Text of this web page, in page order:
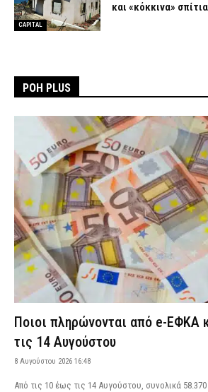
CAPITAL
και «κόκκινα» σπίτια
ΡΟΗ PLUS
Ποιοι πληρώνονται από e-ΕΦΚΑ
τις 14 Αυγούστου
8 Αυγούστου 2026 16:48
Από τις 10 έως τις 14 Αυγούστου, συνολικά